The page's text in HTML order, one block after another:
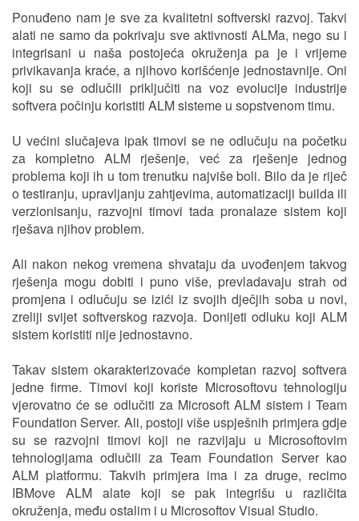
Ponuđeno nam je sve za kvalitetni softverski razvoj. Takvi
alati ne samo da pokrivaju sve aktivnosti ALMa, nego su i
integrisani u naša postojeća okruženja pa je i vrijeme
privikavanja kraće, a njihovo korišćenje jednostavnije. Oni
koji su se odlučili priključiti na voz evolucije industrije
softvera počinju koristiti ALM sisteme u sopstvenom timu.
U većini slučajeva ipak timovi se ne odlučuju na početku
za kompletno ALM rješenje, već za rješenje jednog
problema koji ih u tom trenutku najviše boli. Bilo da je riječ
o testiranju, upravljanju zahtjevima, automatizaciji builda ili
verzionisanju, razvojni timovi tada pronalaze sistem koji
rješava njihov problem.
Ali nakon nekog vremena shvataju da uvođenjem takvog
rješenja mogu dobiti i puno više, prevladavaju strah od
promjena i odlučuju se izići iz svojih dječjih soba u novi,
zreliji svijet softverskog razvoja. Donijeti odluku koji ALM
sistem koristiti nije jednostavno.
Takav sistem okarakterizovaće kompletan razvoj softvera
jedne firme. Timovi koji koriste Microsoftovu tehnologiju
vjerovatno će se odlučiti za Microsoft ALM sistem i Team
Foundation Server. Ali, postoji više uspješnih primjera gdje
su se razvojni timovi koji ne razvijaju u Microsoftovim
tehnologijama odlučili za Team Foundation Server kao
ALM platformu. Takvih primjera ima i za druge, recimo
IBMove ALM alate koji se pak integrišu u različita
okruženja, među ostalim i u Microsoftov Visual Studio.